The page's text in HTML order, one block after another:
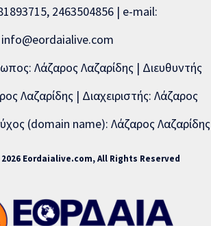
2463504856 | e-mail:
info@eordaialive.com
Λάζαρος Λαζαρίδης | Διευθυντής
Λαζαρίδης | Διαχειριστής: Λάζαρος
(domain name): Λάζαρος Λαζαρίδης
Eordaialive.com, All Rights Reserved